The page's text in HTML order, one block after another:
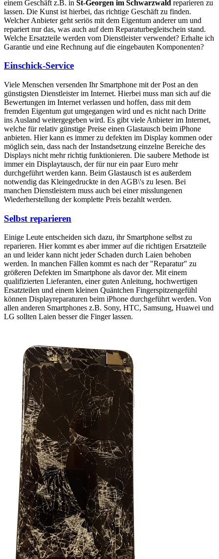
einem Geschäft z.B. in St-Georgen im Schwarzwald reparieren zu
lassen. Die Kunst ist hierbei, das richtige Geschäft zu finden.
Welcher Anbieter geht seriös mit dem Eigentum anderer um und
repariert nur das, was auch auf dem Reparaturbegleitschein stand.
Welche Ersatzteile werden vom Dienstleister verwendet? Erhalte ich
Garantie und eine Rechnung auf die eingebauten Komponenten?
Einschick-Service
Viele Menschen versenden Ihr Smartphone mit der Post an den
günstigsten Dienstleister im Internet. Hierbei muss man sich auf die
Bewertungen im Internet verlassen und hoffen, dass mit dem
fremden Eigentum gut umgegangen wird und es nicht nach Dritte
ins Ausland weitergegeben wird. Es gibt viele Anbieter im Internet,
welche für relativ günstige Preise einen Glastausch beim iPhone
anbieten. Hier kann es immer zu defekten im Display kommen oder
möglich sein, dass nach der Instandsetzung einzelne Bereiche des
Displays nicht mehr richtig funktionieren. Die saubere Methode ist
immer ein Displaytausch, der für nur ein paar Euro mehr
durchgeführt werden kann. Beim Glastausch ist es außerdem
notwendig das Kleingedruckte in den AGB\'s zu lesen. Bei
manchen Dienstleistern muss auch bei einer misslungenen
Wiederherstellung der komplette Preis bezahlt werden.
Selbst reparieren
Einige Leute entscheiden sich dazu, ihr Smartphone selbst zu
reparieren. Hier kommt es aber immer auf die richtigen Ersatzteile
an und leider kann nicht jeder Schaden durch Laien behoben
werden. In manchen Fällen kommt es nach der "Reparatur" zu
größeren Defekten im Smartphone als davor der. Mit einem
qualifizierten Lieferanten, einer guten Anleitung, hochwertigen
Ersatzteilen und einem kleinen Quäntchen Fingerspitzengefühl
können Displayreparaturen beim iPhone durchgeführt werden. Von
allen anderen Smartphones z.B. Sony, HTC, Samsung, Huawei und
LG sollten Laien besser die Finger lassen.